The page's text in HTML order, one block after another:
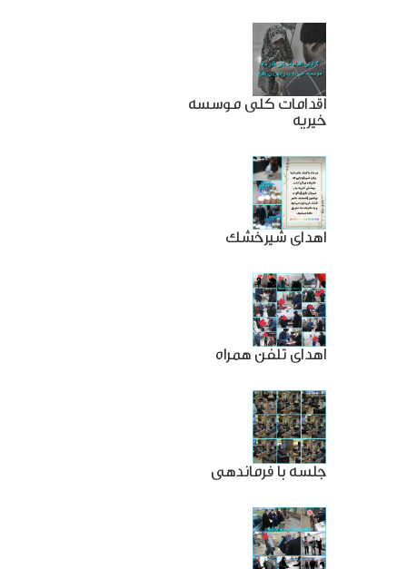
اقدامات کلی موسسه
خیریه
اهدای شیرخشک
اهدای تلفن همراه
جلسه با فرماندهی